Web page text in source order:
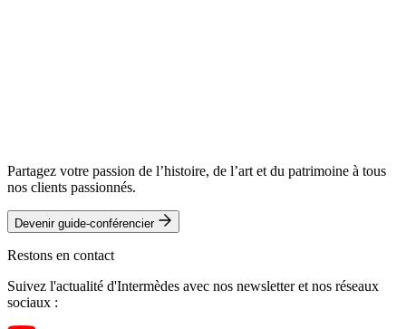
Partagez votre passion de l’histoire, de l’art et du patrimoine à tous
nos clients passionnés.
Devenir guide-conférencier
Restons en contact
Suivez l'actualité d'Intermèdes avec nos newsletter et nos réseaux
sociaux :